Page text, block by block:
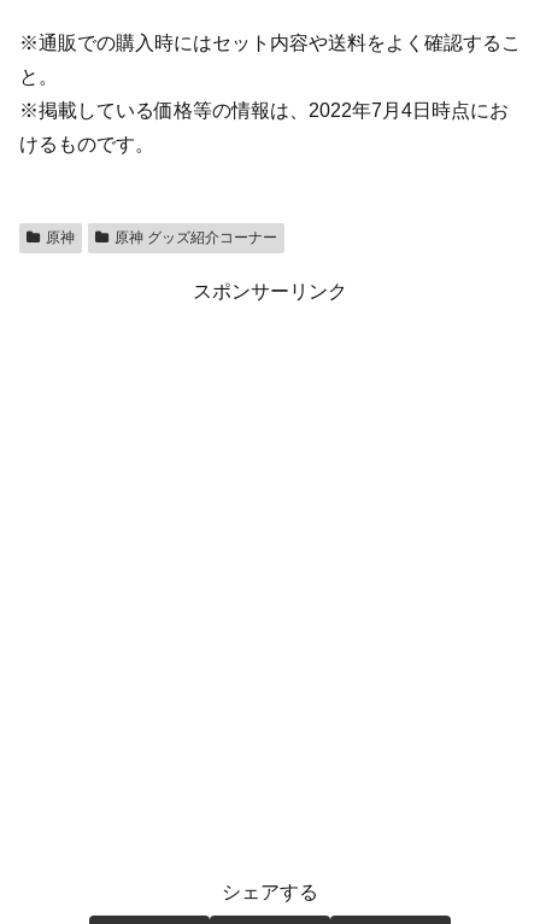
※通販での購入時にはセット内容や送料をよく確認するこ
と。
※掲載している価格等の情報は、2022年7月4日時点にお
けるものです。
原神 原神 グッズ紹介コーナー
スポンサーリンク
シェアする